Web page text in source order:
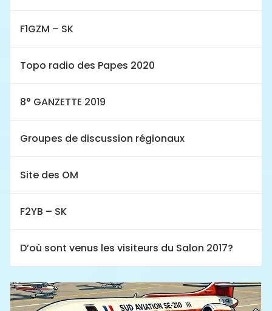
F1GZM – SK
Topo radio des Papes 2020
8° GANZETTE 2019
Groupes de discussion régionaux
Site des OM
F2YB – SK
D’où sont venus les visiteurs du Salon 2017?